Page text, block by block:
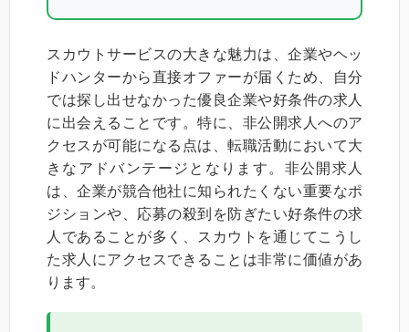
スカウトサービスの大きな魅力は、企業やヘッ
ドハンターから直接オファーが届くため、自分
では探し出せなかった優良企業や好条件の求人
に出会えることです。特に、非公開求人へのア
クセスが可能になる点は、転職活動において大
きなアドバンテージとなります。非公開求人
は、企業が競合他社に知られたくない重要なポ
ジションや、応募の殺到を防ぎたい好条件の求
人であることが多く、スカウトを通じてこうし
た求人にアクセスできることは非常に価値があ
ります。